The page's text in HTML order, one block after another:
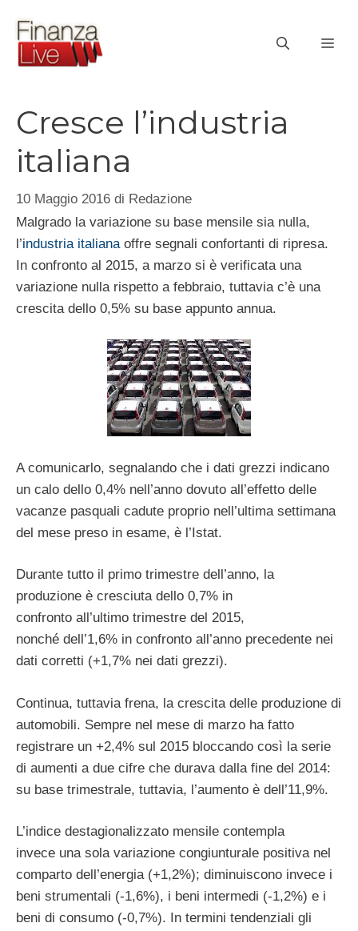
contenuto
Cresce l’industria
italiana
10 Maggio 2016 di Redazione
Malgrado la variazione su base mensile sia nulla,
l’industria italianaoffre segnali confortanti di ripresa.
In confronto al 2015, a marzo si è verificata una
variazione nulla rispetto a febbraio, tuttavia c’è una
crescita dello 0,5% su base appunto annua.
A comunicarlo, segnalando che i dati grezzi indicano
un calo dello 0,4% nell’anno dovuto all’effetto delle
vacanze pasquali cadute proprio nell’ultima settimana
del mese preso in esame, è l’Istat.
Durante tutto il primo trimestre dell’anno, la
produzione è cresciuta dello 0,7% in
confronto all’ultimo trimestre del 2015,
nonché dell’1,6% in confronto all’anno precedente nei
dati corretti (+1,7% nei dati grezzi).
Continua, tuttavia frena, la crescita delle produzione di
automobili. Sempre nel mese di marzo ha fatto
registrare un +2,4% sul 2015 bloccando così la serie
di aumenti a due cifre che durava dalla fine del 2014:
su base trimestrale, tuttavia, l’aumento è dell’11,9%.
L’indice destagionalizzato mensile contempla
invece una sola variazione congiunturale positiva nel
comparto dell’energia (+1,2%); diminuiscono invece i
beni strumentali (-1,6%), i beni intermedi (-1,2%) e i
beni di consumo (-0,7%). In termini tendenziali gli